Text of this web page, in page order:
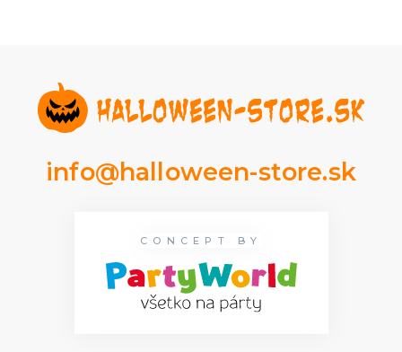
info@halloween-store.sk
CONCEPT BY